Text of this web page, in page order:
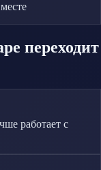
переходит
работает с